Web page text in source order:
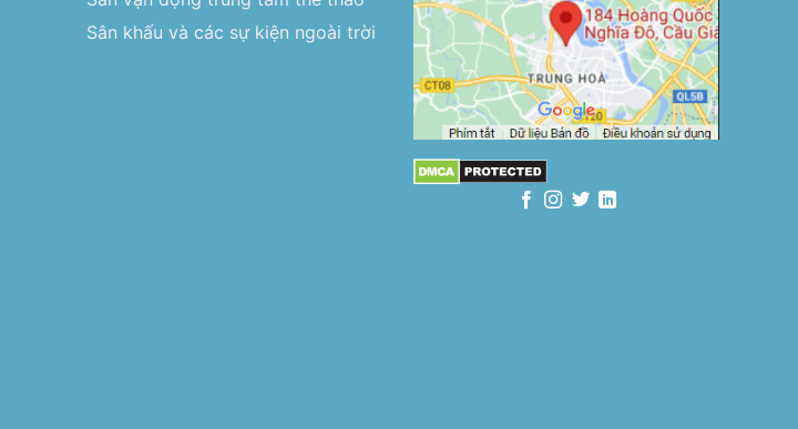
Sân khấu và các sự kiện ngoài trời